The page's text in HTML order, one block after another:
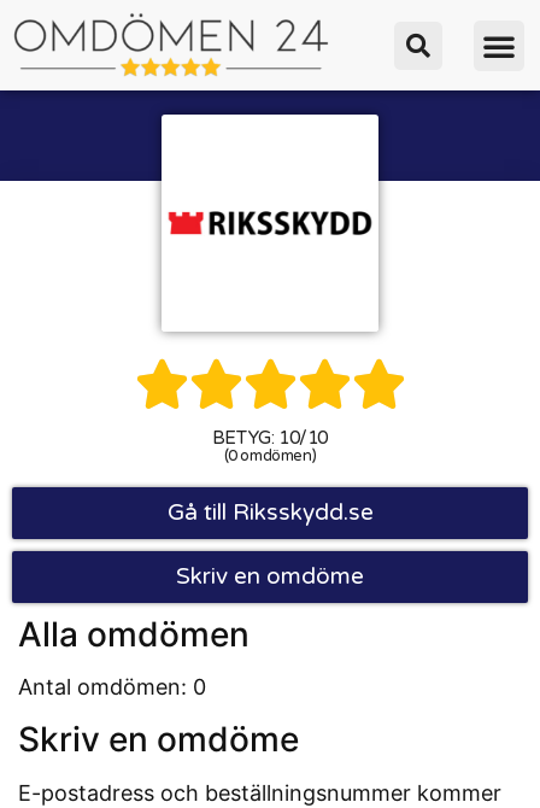

BETYG: 10/10
(0 omdömen)
Gå till Riksskydd.se
Skriv en omdöme
Alla omdömen
Antal omdömen: 0
Skriv en omdöme
E-postadress och beställningsnummer kommer